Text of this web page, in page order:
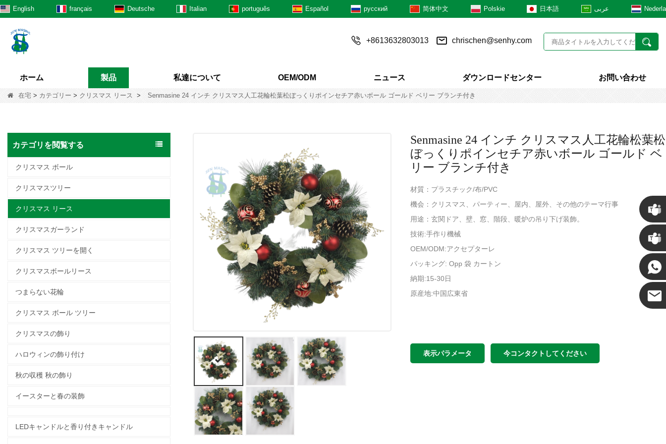
English français Deutsche Italian português Español русский 简体中文 Polskie 日本語 عربى
+8613632803013 chrischen@senhy.com
ホーム 製品 私達について OEM/ODM ニュース ダウンロードセンター お問い合わせ
在宅 > カテゴリー > クリスマス リース > Senmasine 24 インチ クリスマス人工花輪松葉松ぼっくりポインセチア赤いボール ゴールド ベリー ブランチ付き
カテゴリを閲覧する
クリスマス ボール
クリスマスツリー
クリスマス リース
クリスマスガーランド
クリスマス ツリーを開く
クリスマスボールリース
つまらない花輪
クリスマス ボール ツリー
クリスマスの飾り
ハロウィンの飾り付け
秋の収穫 秋の飾り
イースターと春の装飾
LEDキャンドルと香り付きキャンドル
Senmasine 24 インチ クリスマス人工花輪松葉松
ぼっくりポインセチア赤いボール ゴールド ベ
リー ブランチ付き
材質：プラスチック/布/PVC
機会：クリスマス、パーティー、屋内、屋外、その他のテーマ行事
用途：玄関ドア、壁、窓、階段、暖炉の吊り下げ装飾。
技術:手作り機械
OEM/ODM:アクセプターレ
パッキング: Opp 袋 カートン
納期:15-30日
原産地:中国広東省
表示パラメータ 今コンタクトしてください
クリス
ケニー